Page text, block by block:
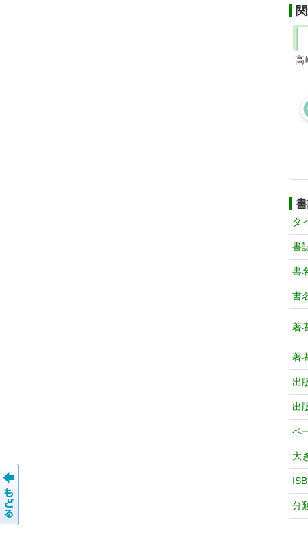
高
タ
書
書
書
著
著
出
出
ペ
大
分